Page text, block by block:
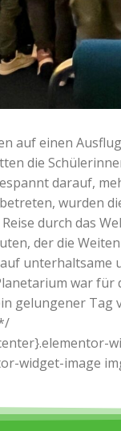
auf einen
die
darauf,
wurden
durch das
der die
unterhaltsame
war für
gelungener
widget-image